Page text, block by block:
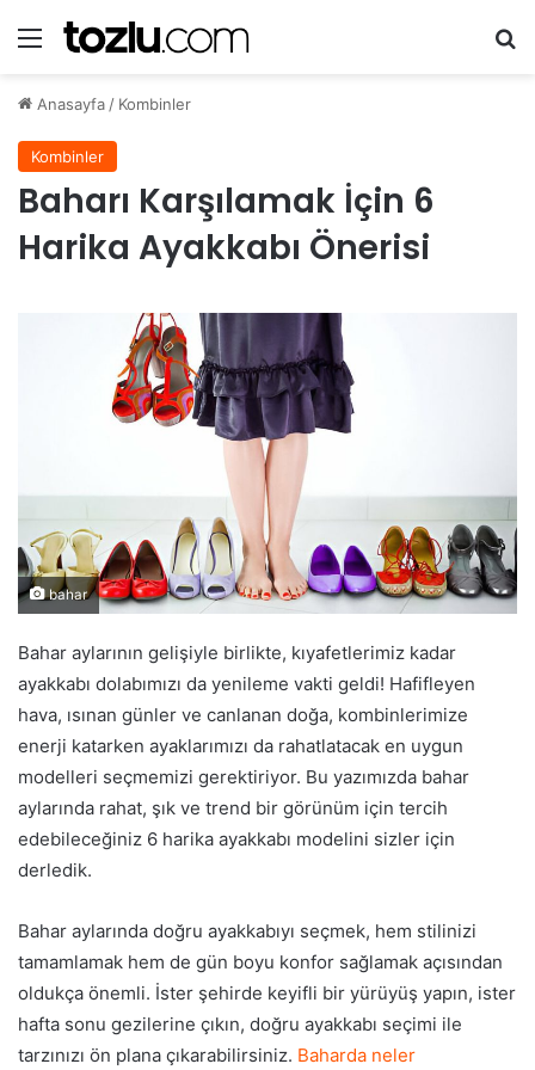
Menü
Anasayfa/ Kombinler
Kombinler
Baharı Karşılamak İçin 6
Harika Ayakkabı Önerisi
bahar
Bahar aylarının gelişiyle birlikte, kıyafetlerimiz kadar
ayakkabı dolabımızı da yenileme vakti geldi! Hafifleyen
hava, ısınan günler ve canlanan doğa, kombinlerimize
enerji katarken ayaklarımızı da rahatlatacak en uygun
modelleri seçmemizi gerektiriyor. Bu yazımızda bahar
aylarında rahat, şık ve trend bir görünüm için tercih
edebileceğiniz 6 harika ayakkabı modelini sizler için
derledik.
Bahar aylarında doğru ayakkabıyı seçmek, hem stilinizi
tamamlamak hem de gün boyu konfor sağlamak açısından
oldukça önemli. İster şehirde keyifli bir yürüyüş yapın, ister
hafta sonu gezilerine çıkın, doğru ayakkabı seçimi ile
tarzınızı ön plana çıkarabilirsiniz. Baharda neler